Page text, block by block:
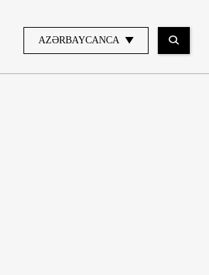
AZƏRBAYCANCA